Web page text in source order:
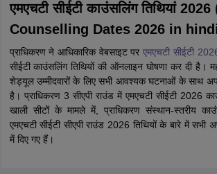
एमएचटी सीईटी काउंसलिंग तिथियां
Counselling Dates 2026 in
प्राधिकरण ने आधिकारिक वेबसाइट परएमएचटी सीईटी
सीईटी काउंसलिंग तिथियों की ऑनलाइन घोषणा कर दी है।
शेड्यूल उम्मीदवारों के लिए सभी आवश्यक घटनाओं के साथ
है। प्राधिकरण 3 सीएपी राउंड में एमएचटी सीईटी 2026
खाली सीटों के मामले में, प्राधिकरण संस्थान-स्तरीय
एमएचटी सीईटी सीएपी राउंड 2026 तिथियों के बारे में सभी
में दिए गए हैं।